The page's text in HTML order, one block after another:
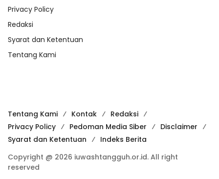
Privacy Policy
Redaksi
Syarat dan Ketentuan
Tentang Kami
Tentang Kami Kontak
Redaksi
Privacy Policy
Pedoman Media Siber
Disclaimer
Syarat dan Ketentuan
Indeks Berita
Copyright @ 2026 iuwashtangguh.or.id. All right
reserved